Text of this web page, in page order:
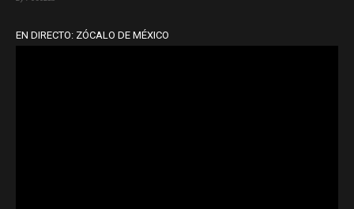
EN DIRECTO: ZÓCALO DE MÉXICO